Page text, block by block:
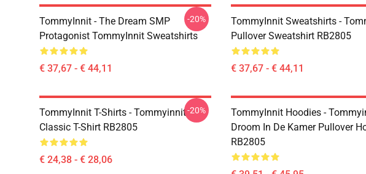
TommyInnit - The Dream SMP
Protagonist TommyInnit Sweatshirts
€ 37,67 - € 44,11
-20%
TommyInnit Sweatshirts -
Pullover Sweatshirt RB2805
€ 37,67 - € 44,11
TommyInnit T-Shirts - Tommyinnit
Classic T-Shirt RB2805
€ 24,38 - € 28,06
-20%
TommyInnit Hoodies -
Droom In De Kamer Pullover
RB2805